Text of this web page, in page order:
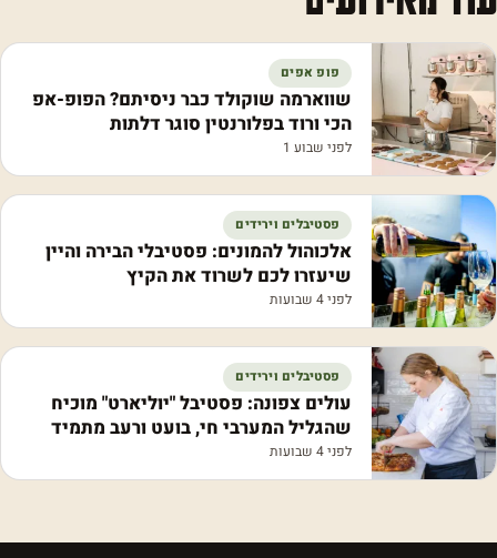
פופ אפים
שווארמה שוקולד כבר ניסיתם? הפופ-אפ
הכי ורוד בפלורנטין סוגר דלתות
לפני שבוע 1
פסטיבלים וירידים
אלכוהול להמונים: פסטיבלי הבירה והיין
שיעזרו לכם לשרוד את הקיץ
לפני 4 שבועות
פסטיבלים וירידים
עולים צפונה: פסטיבל "יוליארט" מוכיח
שהגליל המערבי חי, בועט ורעב מתמיד
לפני 4 שבועות